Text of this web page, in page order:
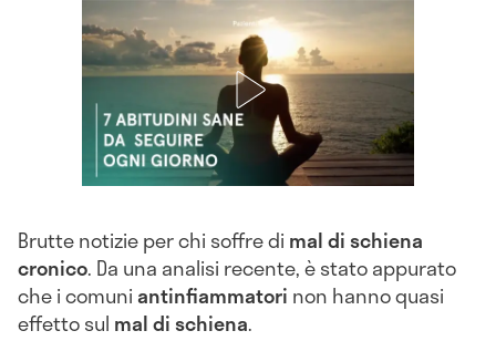
Brutte notizie per chi soffre di mal di schiena
cronico. Da una analisi recente, è stato appurato
che i comuniantinfiammatori non hanno quasi
effetto sul mal di schiena.